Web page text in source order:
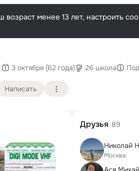
менее 13 лет, настроить
обл.
3 октября (62 года) 26 школа
Написать
Друзья 89
Николай
Москва